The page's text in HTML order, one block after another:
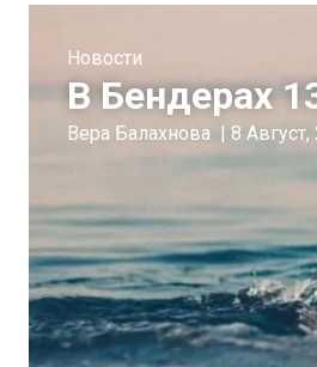
Новости
В Бендерах
Вера Балахнова 8 Август,